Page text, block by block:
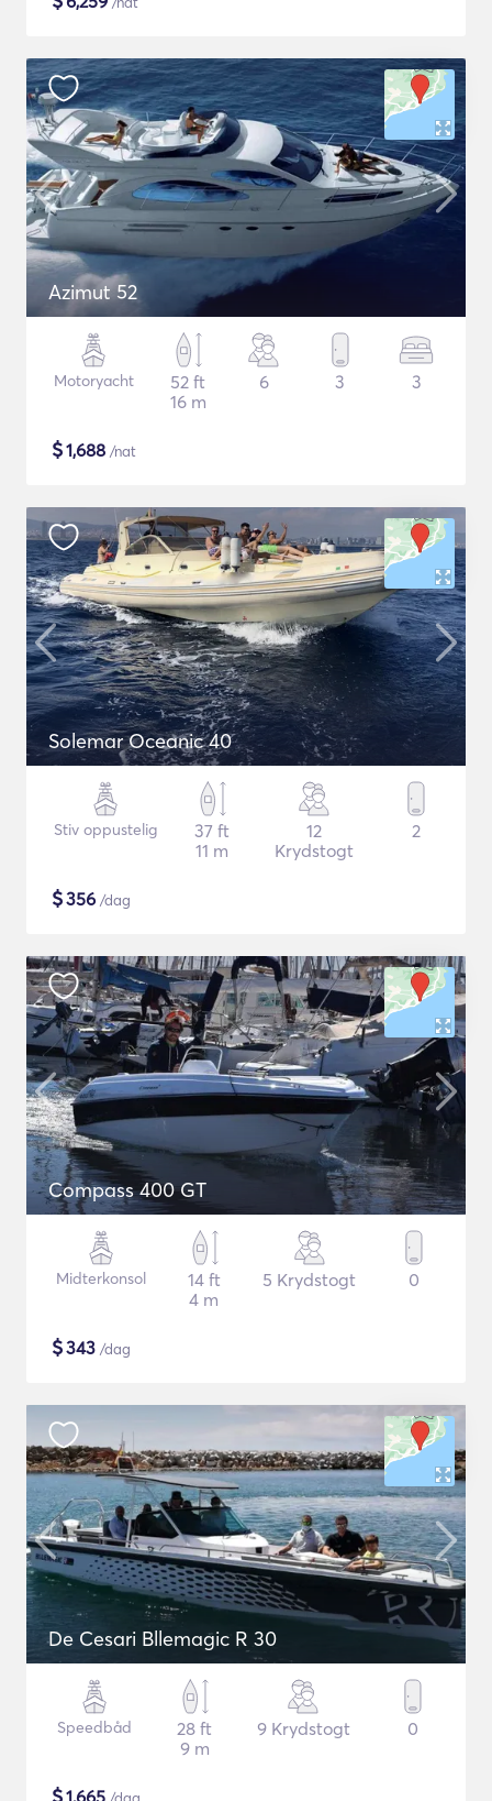
Azimut 52
Motoryacht
52 ft
16 m
6 3 3
$1,688 /nat
Solemar Oceanic 40
Stiv oppustelig
37 ft
11 m
12
Krydstogt
2
$356 /dag
Compass 400 GT
Midterkonsol
14 ft
4 m
5 Krydstogt 0
$343 /dag
De Cesari Bllemagic R 30
Speedbåd
28 ft
9 m
9 Krydstogt 0
1,665